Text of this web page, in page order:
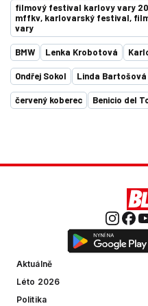
filmový festival karlovy vary
mffkv, karlovarský festival,
vary
BMW Lenka Krobotová
Ondřej Sokol Linda Bartošová
červený koberec Benicio del
Aktuálně
Léto 2026
Politika